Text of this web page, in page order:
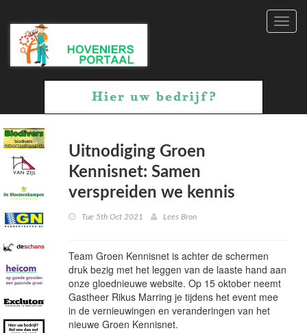
Uitnodiging Groen
Kennisnet: Samen
verspreiden we kennis
Tue 5th Oct 2021 Lees Bron
Team Groen Kennisnet is achter de schermen
druk bezig met het leggen van de laaste hand aan
onze gloednieuwe website. Op 15 oktober neemt
Gastheer Rikus Marring je tijdens het event mee
in de vernieuwingen en veranderingen van het
nieuwe Groen Kennisnet.